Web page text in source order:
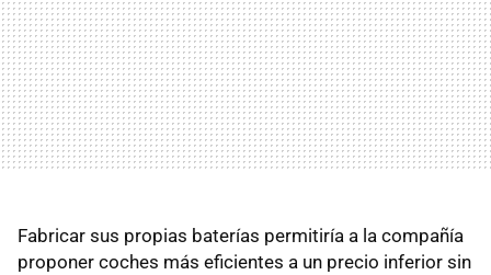
Fabricar sus propias baterías permitiría a la compañía
proponer coches más eficientes a un precio inferior sin